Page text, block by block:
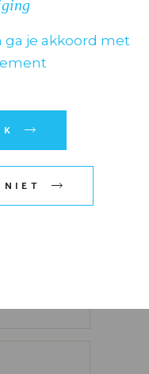
ga je akkoord met
NIET